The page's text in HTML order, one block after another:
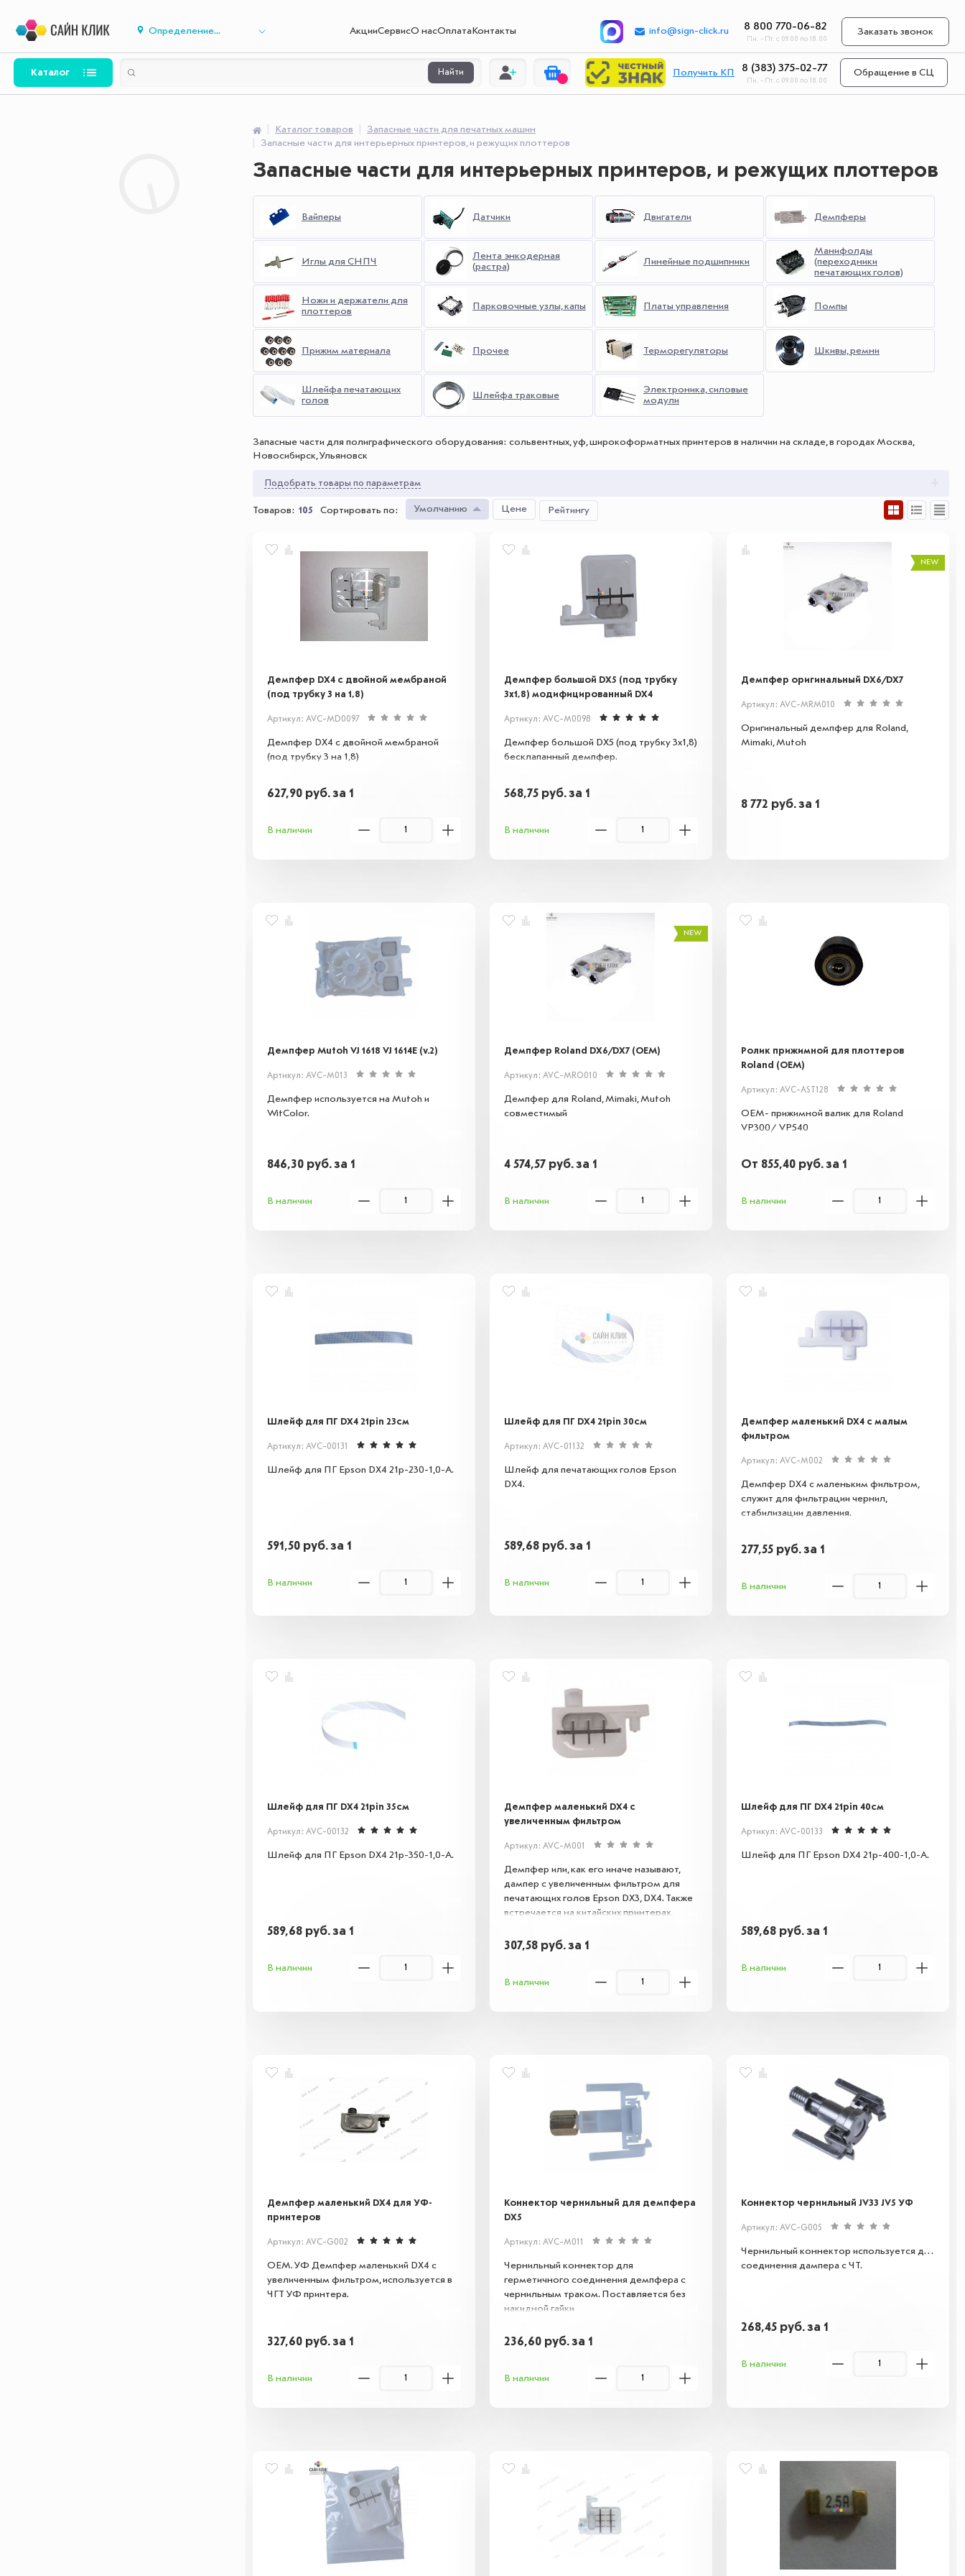
Определение... АкцииСервисО насОплата Контакты info@sign-click.ru 8 800 770-06-82
Пн. - Пт. с 09.00 по 18.00
Заказать звонок
Каталог Найти Получить КП 8 (383) 375-02-77
Пн. - Пт. с 09.00 по 18.00
Обращение в СЦ
Каталог товаров
Запасные части для печатных машин
Запасные части для интерьерных принтеров, и режущих плоттеров
Запасные части для интерьерных принтеров, и режущих плоттеров
Вайперы Датчики Двигатели Демпферы
Иглы для СНПЧ
Лента энкодерная
(растра)
Линейные подшипники
Манифолды
(переходники
печатающих голов)
Ножи и держатели для
плоттеров
Парковочные узлы, капы Платы управления Помпы
Прижим материала Прочее Терморегуляторы Шкивы, ремни
Шлейфа печатающих
голов
Шлейфа траковые
Электроника, силовые
модули
Запасные части для полиграфического оборудования: сольвентных, уф, широкоформатных принтеров в наличии на складе, в городах Москва,
Новосибирск, Ульяновск
Подобрать товары по параметрам
Товаров: 105 Сортировать по: Умолчанию Цене Рейтингу
Демпфер DX4 с двойной мембраной
(под трубку 3 на 1,8)
Артикул: AVC-MD0097
Демпфер DX4 с двойной мембраной
(под трубку 3 на 1,8)
627,90 руб.за 1
В наличии
Демпфер большой DX5 (под трубку
3х1,8) модифицированный DX4
Артикул: AVC-M0098
Демпфер большой DX5 (под трубку 3х1,8)
бесклапанный демпфер.
568,75 руб.за 1
В наличии
NEW
Демпфер оригинальный DX6/DX7
Артикул: AVC-MRM010
Оригинальный демпфер для Roland,
Mimaki, Mutoh
8 772 руб.за 1
Демпфер Mutoh VJ 1618 VJ 1614E (v.2)
Артикул: AVC-M013
Демпфер используется на Mutoh и
WitColor.
846,30 руб.за 1
В наличии
NEW
Демпфер Roland DX6/DX7 (OEM)
Артикул: AVC-MRO010
Демпфер для Roland, Mimaki, Mutoh
совместимый
4 574,57 руб.за 1
В наличии
Ролик прижимной для плоттеров
Roland (OEM)
Артикул: AVC-AST128
OEM- прижимной валик для Roland
VP300/ VP540
От 855,40 руб.за 1
В наличии
Шлейф для ПГ DX4 21pin 23см
Артикул: AVC-00131
Шлейф для ПГ Epson DX4 21p-230-1,0-A.
591,50 руб.за 1
В наличии
Шлейф для ПГ DX4 21pin 30см
Артикул: AVC-01132
Шлейф для печатающих голов Epson
DX4.
589,68 руб.за 1
В наличии
Демпфер маленький DX4 с малым
фильтром
Артикул: AVC-M002
Демпфер DX4 с маленьким фильтром,
служит для фильтрации чернил,
стабилизации давления.
277,55 руб.за 1
В наличии
Шлейф для ПГ DX4 21pin 35см
Артикул: AVC-00132
Шлейф для ПГ Epson DX4 21p-350-1,0-A.
589,68 руб.за 1
В наличии
Демпфер маленький DX4 с
увеличенным фильтром
Артикул: AVC-M001
Демпфер или, как его иначе называют,
дампер с увеличенным фильтром для
печатающих голов Epson DX3, DX4. Также
встречается на китайских принтерах,
307,58 руб.за 1
В наличии
Шлейф для ПГ DX4 21pin 40см
Артикул: AVC-00133
Шлейф для ПГ Epson DX4 21p-400-1,0-A.
589,68 руб.за 1
В наличии
Демпфер маленький DX4 для УФ-
принтеров
Артикул: AVC-G002
OEM. УФ Демпфер маленький DX4 с
увеличенным фильтром, используется в
ЧГТ УФ принтера.
327,60 руб.за 1
В наличии
Коннектор чернильный для демпфера
DX5
Артикул: AVC-M011
Чернильный коннектор для
герметичного соединения демпфера с
чернильным траком. Поставляется без
накидной гайки
236,60 руб.за 1
В наличии
Коннектор чернильный JV33 JV5 УФ
Артикул: AVC-G005
Чернильный коннектор используется для
соединения дампера с ЧТ.
268,45 руб.за 1
В наличии